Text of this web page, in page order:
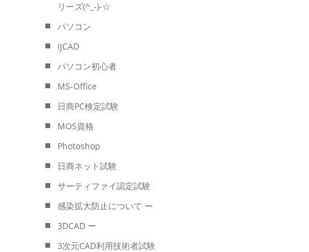
リーズ(^_-)-☆
パソコン
IJCAD
パソコン初心者
MS-Office
日商PC検定試験
MOS資格
Photoshop
日商ネット試験
サーティファイ認定試験
感染拡大防止について ー
3DCAD ー
3次元CAD利用技術者試験